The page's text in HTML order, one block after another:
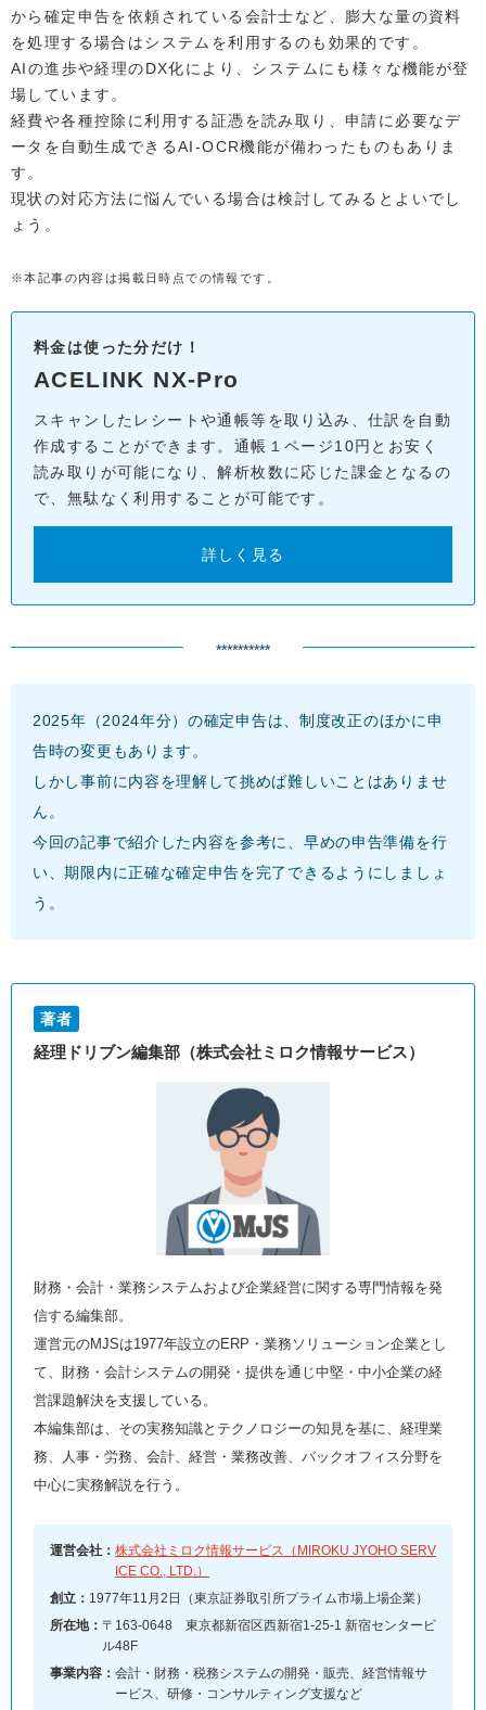
から確定申告を依頼されている会計士など、膨大な量の資料
を処理する場合はシステムを利用するのも効果的です。
AIの進歩や経理のDX化により、システムにも様々な機能が登
場しています。
経費や各種控除に利用する証憑を読み取り、申請に必要なデ
ータを自動生成できるAI-OCR機能が備わったものもありま
す。
現状の対応方法に悩んでいる場合は検討してみるとよいでし
ょう。
※本記事の内容は掲載日時点での情報です。
料金は使った分だけ！
ACELINK NX-Pro
スキャンしたレシートや通帳等を取り込み、仕訳を自動
作成することができます。通帳１ページ10円とお安く
読み取りが可能になり、解析枚数に応じた課金となるの
で、無駄なく利用することが可能です。
詳しく見る
**********
2025年（2024年分）の確定申告は、制度改正のほかに申
告時の変更もあります。
しかし事前に内容を理解して挑めば難しいことはありませ
ん。
今回の記事で紹介した内容を参考に、早めの申告準備を行
い、期限内に正確な確定申告を完了できるようにしましょ
う。
著者
経理ドリブン編集部（株式会社ミロク情報サービス）
財務・会計・業務システムおよび企業経営に関する専門情報を発
信する編集部。
運営元のMJSは1977年設立のERP・業務ソリューション企業とし
て、財務・会計システムの開発・提供を通じ中堅・中小企業の経
営課題解決を支援している。
本編集部は、その実務知識とテクノロジーの知見を基に、経理業
務、人事・労務、会計、経営・業務改善、バックオフィス分野を
中心に実務解説を行う。
運営会社： 株式会社ミロク情報サービス（MIROKU JYOHO SERV
ICE CO., LTD.）
創立： 1977年11月2日（東京証券取引所プライム市場上場企業）
所在地： 〒163-0648 東京都新宿区西新宿1-25-1 新宿センタービ
ル48F
事業内容： 会計・財務・税務システムの開発・販売、経営情報サ
ービス、研修・コンサルティング支援など